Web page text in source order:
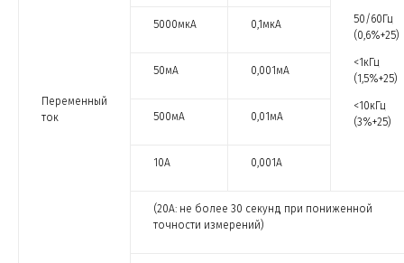
Переменный
ток
50/60Гц
(0,6%+25)
<1кГц
(1,5%+25)
<10кГц
(3%+25)
5000мкА 0,1мкА
50мА 0,001мА
500мА 0,01мА
10А 0,001А
(20А: не более 30 секунд при пониженной
точности измерений)